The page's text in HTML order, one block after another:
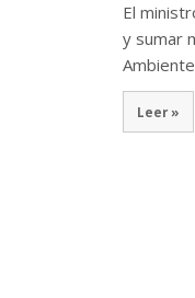
El
y sumar
Leer »